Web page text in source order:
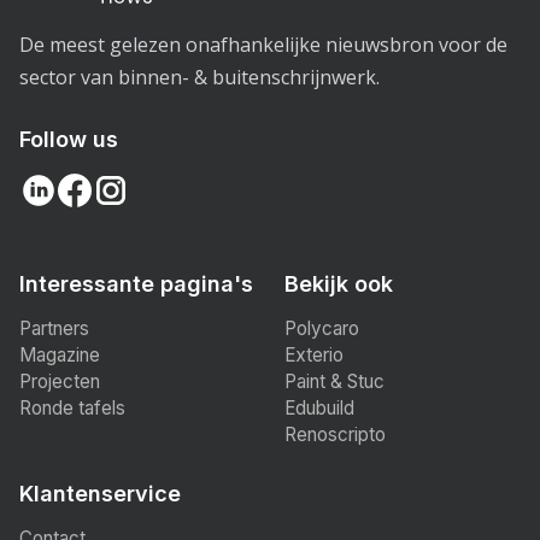
De meest gelezen onafhankelijke nieuwsbron voor de
sector van binnen- & buitenschrijnwerk.
Follow us
Interessante pagina's
Partners
Magazine
Projecten
Ronde tafels
Bekijk ook
Polycaro
Exterio
Paint & Stuc
Edubuild
Renoscripto
Klantenservice